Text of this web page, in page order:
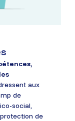
aux
de
social,
de